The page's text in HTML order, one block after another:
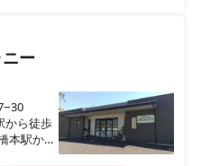
グス 本社
上テプコビル 7階
ー
から徒歩
本駅から